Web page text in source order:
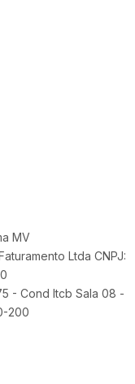
MV
Ltda CNPJ:
- Cond Itcb Sala 08 -
200